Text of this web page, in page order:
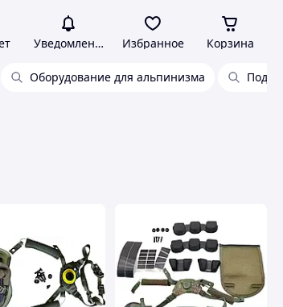
Уведомления Избранное Корзина
Оборудование для альпинизма